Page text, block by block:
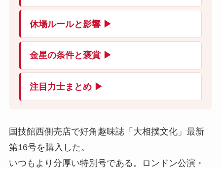
休場ルールと影響 ▶
金星の条件と褒賞 ▶
注目力士まとめ ▶
国技館西側売店で好角趣味誌「大相撲文化」最新
第16号を購入した。
いつもより分厚い特別号である。ロンドン公演・